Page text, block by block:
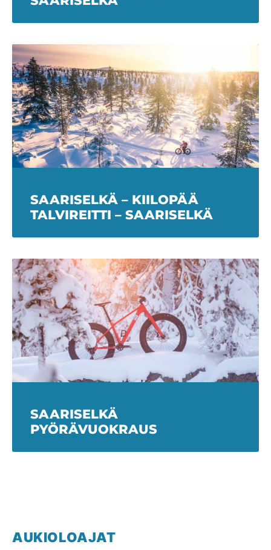
SAARISELKÄ – KIILOPÄÄ
TALVIREITTI – SAARISELKÄ
SAARISELKÄ
PYÖRÄVUOKRAUS
AUKIOLOAJAT